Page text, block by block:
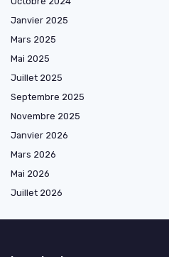
Janvier 2025
Mars 2025
Mai 2025
Juillet 2025
Septembre 2025
Novembre 2025
Janvier 2026
Mars 2026
Mai 2026
Juillet 2026